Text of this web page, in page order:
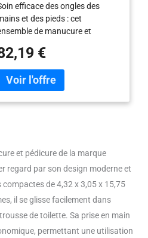
sans fil -
à ongles
pour les
épais - 5 vitesses -
les mains et les
efficace des ongles des
et des pieds : cet
de manucure et
conçu pour fournir une
incroyable de soins
des mains et des pieds à la
Il est efficace pour
les ongles naturels,
Rechargeable et sans fil 】
une batterie lithium-ion
intégrée de 2000
mAh, cette lime à ongles
électrique vous permet de
profiter de votre temps de mani
de pédicure où que vous le
€
et pédicure de la marque
regard par son design moderne et
de 4,32 x 3,05 x 15,75
il se glisse facilement dans
de toilette. Sa prise en main
permettant une utilisation